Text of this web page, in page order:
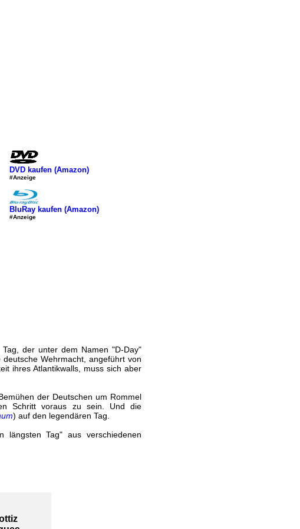
DVD kaufen (Amazon)
#Anzeige
BluRay kaufen (Amazon)
#Anzeige
der unter dem Namen "D-Day"
Wehrmacht, angeführt von
ihres Atlantikwalls, muss sich aber
der Deutschen um Rommel
Schritt voraus zu sein. Und die
) auf den legendären Tag.
Tag" aus verschiedenen